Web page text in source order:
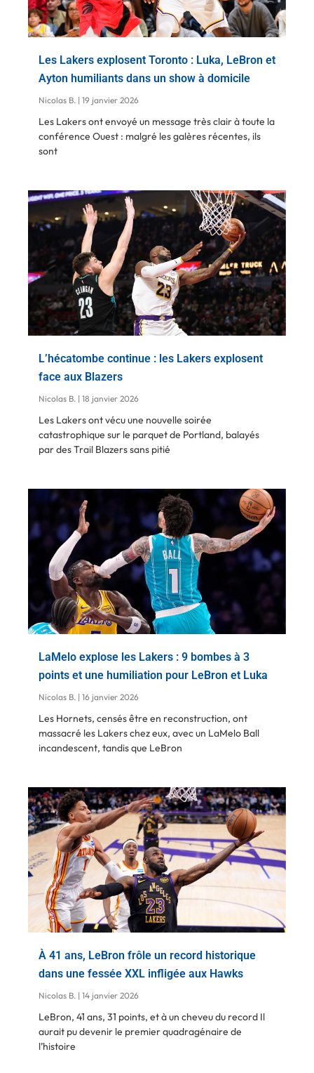
Les Lakers explosent Toronto : Luka, LeBron et
Ayton humiliants dans un show à domicile
Nicolas B. 19 janvier 2026
Les Lakers ont envoyé un message très clair à toute la
conférence Ouest : malgré les galères récentes, ils
sont
L’hécatombe continue : les Lakers explosent
face aux Blazers
Nicolas B. 18 janvier 2026
Les Lakers ont vécu une nouvelle soirée
catastrophique sur le parquet de Portland, balayés
par des Trail Blazers sans pitié
LaMelo explose les Lakers : 9 bombes à 3
points et une humiliation pour LeBron et Luka
Nicolas B. 16 janvier 2026
Les Hornets, censés être en reconstruction, ont
massacré les Lakers chez eux, avec un LaMelo Ball
incandescent, tandis que LeBron
À 41 ans, LeBron frôle un record historique
dans une fessée XXL infligée aux Hawks
Nicolas B. 14 janvier 2026
LeBron, 41 ans, 31 points, et à un cheveu du record Il
aurait pu devenir le premier quadragénaire de
l’histoire